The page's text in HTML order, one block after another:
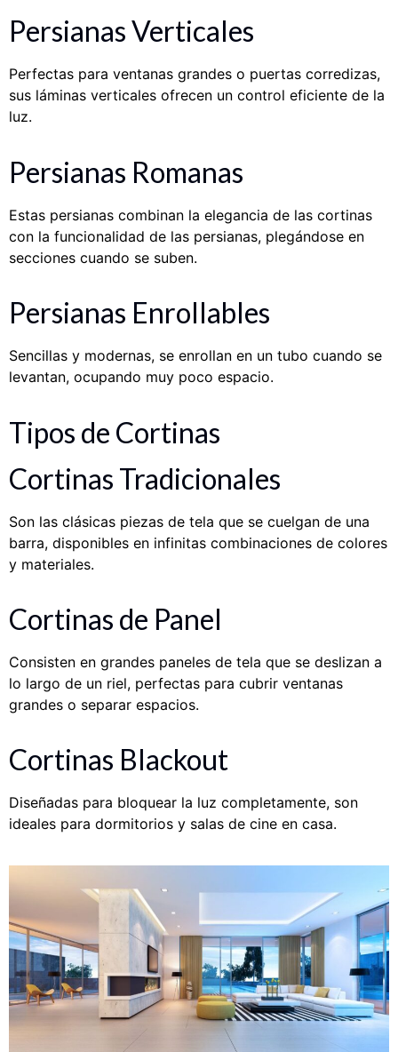
Persianas Verticales
Perfectas para ventanas grandes o puertas corredizas,
sus láminas verticales ofrecen un control eficiente de la
luz.
Persianas Romanas
Estas persianas combinan la elegancia de las cortinas
con la funcionalidad de las persianas, plegándose en
secciones cuando se suben.
Persianas Enrollables
Sencillas y modernas, se enrollan en un tubo cuando se
levantan, ocupando muy poco espacio.
Tipos de Cortinas
Cortinas Tradicionales
Son las clásicas piezas de tela que se cuelgan de una
barra, disponibles en infinitas combinaciones de colores
y materiales.
Cortinas de Panel
Consisten en grandes paneles de tela que se deslizan a
lo largo de un riel, perfectas para cubrir ventanas
grandes o separar espacios.
Cortinas Blackout
Diseñadas para bloquear la luz completamente, son
ideales para dormitorios y salas de cine en casa.